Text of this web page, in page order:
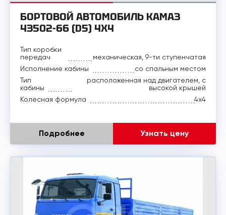
БОРТОВОЙ АВТОМОБИЛЬ КАМАЗ
43502-66 (D5) 4Х4
Тип коробки
передач
механическая, 9-ти ступенчатая
Исполнение кабины
со спальным местом
Тип
кабины
расположенная над двигателем, с
высокой крышей
Колесная формула
4х4
Подробнее Узнать цену